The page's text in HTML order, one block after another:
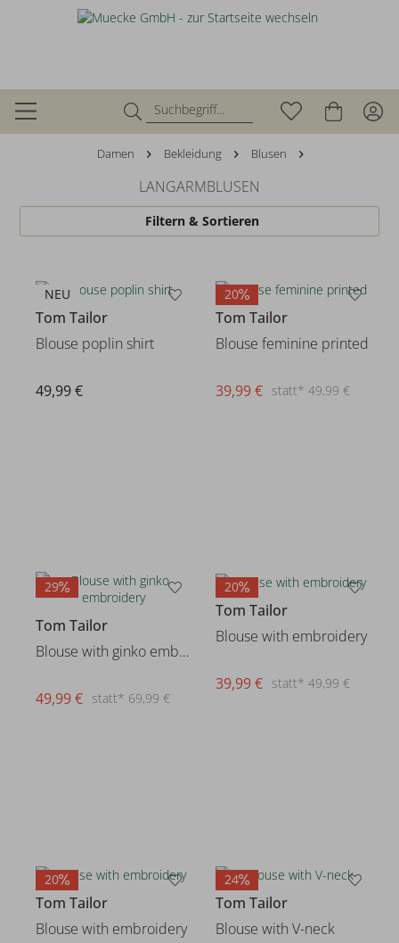
Damen Bekleidung Blusen
LANGARMBLUSEN
Filtern & Sortieren
NEU
Tom Tailor
Blouse poplin shirt
49,99 €
20
Tom Tailor
Blouse feminine printed
statt* 49,99 €
39,99 €
29
Tom Tailor
Blouse with ginko embroidery
statt* 69,99 €
49,99 €
20
Tom Tailor
Blouse with embroidery
statt* 49,99 €
39,99 €
20
Tom Tailor
Blouse with embroidery
24
Tom Tailor
Blouse with V-neck